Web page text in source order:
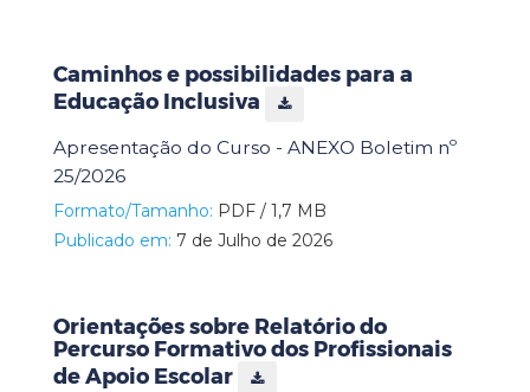
Caminhos e possibilidades para a
Educação Inclusiva
Apresentação do Curso - ANEXO Boletim nº
25/2026
Formato/Tamanho: PDF / 1,7 MB
Publicado em: 7 de Julho de 2026
Orientações sobre Relatório do
Percurso Formativo dos Profissionais
de Apoio Escolar